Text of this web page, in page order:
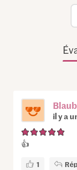
il y a
👍
1